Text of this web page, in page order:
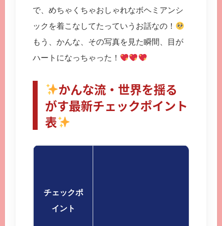
で、めちゃくちゃおしゃれなボヘミアンシ
ックを着こなしてたっていうお話なの！
もう、かんな、その写真を見た瞬間、目が
ハートになっちゃった！
かんな流・世界を揺る
がす最新チェックポイント
表
チェックポ
イント